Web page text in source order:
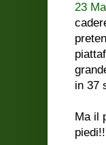
23
in 37
Ma il